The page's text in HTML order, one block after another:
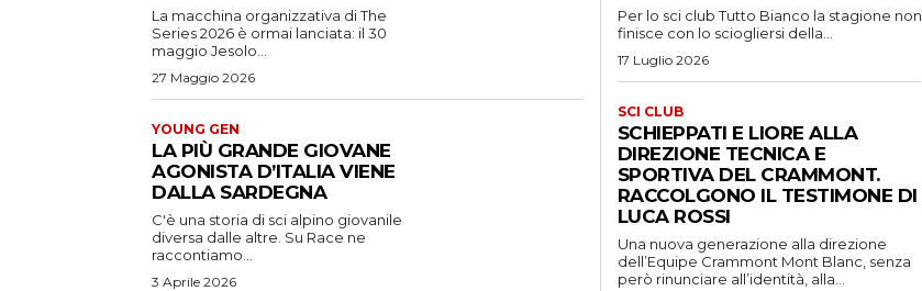
La macchina organizzativa di The
Series 2026 è ormai lanciata: il 30
maggio Jesolo...
27 Maggio 2026
YOUNG GEN
LA PIÙ GRANDE GIOVANE
AGONISTA D’ITALIA VIENE
DALLA SARDEGNA
C'è una storia di sci alpino giovanile
diversa dalle altre. Su Race ne
raccontiamo...
3 Aprile 2026
Per lo sci club Tutto Bianco la stagione non
finisce con lo sciogliersi della...
17 Luglio 2026
SCI CLUB
SCHIEPPATI E LIORE ALLA
DIREZIONE TECNICA E
SPORTIVA DEL CRAMMONT.
RACCOLGONO IL TESTIMONE DI
LUCA ROSSI
Una nuova generazione alla direzione
dell’Equipe Crammont Mont Blanc, senza
però rinunciare all’identità, alla...